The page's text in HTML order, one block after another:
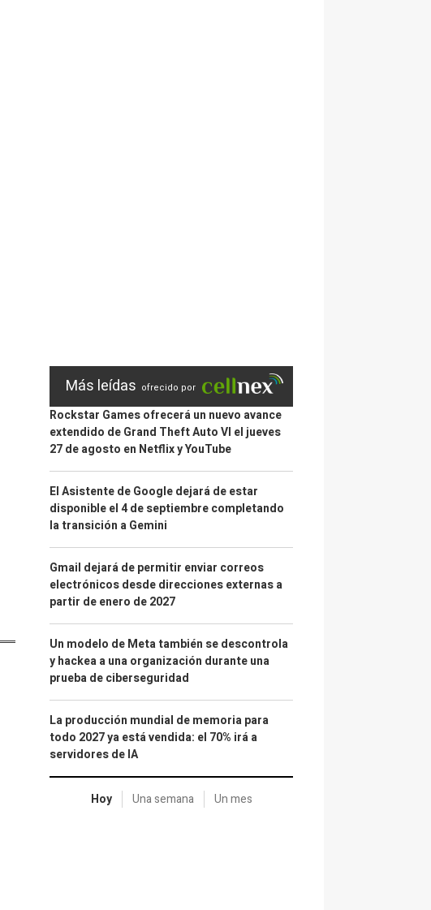
Más leídas ofrecido por
Rockstar Games ofrecerá un nuevo avance
extendido de Grand Theft Auto VI el jueves
27 de agosto en Netflix y YouTube
El Asistente de Google dejará de estar
disponible el 4 de septiembre completando
la transición a Gemini
Gmail dejará de permitir enviar correos
electrónicos desde direcciones externas a
partir de enero de 2027
Un modelo de Meta también se descontrola
y hackea a una organización durante una
prueba de ciberseguridad
La producción mundial de memoria para
todo 2027 ya está vendida: el 70% irá a
servidores de IA
Hoy Una semana Un mes